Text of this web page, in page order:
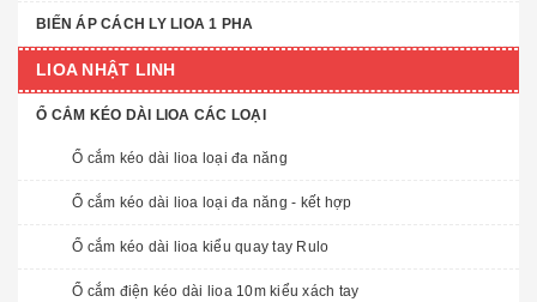
BIẾN ÁP CÁCH LY LIOA 1 PHA
LIOA NHẬT LINH
Ổ CẮM KÉO DÀI LIOA CÁC LOẠI
Ổ cắm kéo dài lioa loại đa năng
Ổ cắm kéo dài lioa loại đa năng - kết hợp
Ổ cắm kéo dài lioa kiểu quay tay Rulo
Ổ cắm điện kéo dài lioa 10m kiểu xách tay